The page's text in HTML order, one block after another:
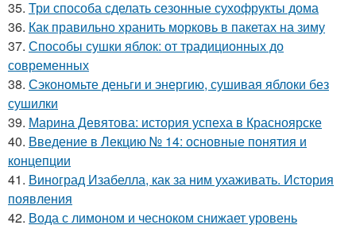
35. Три способа сделать сезонные сухофрукты дома
36. Как правильно хранить морковь в пакетах на зиму
37. Способы сушки яблок: от традиционных до
современных
38. Сэкономьте деньги и энергию, сушивая яблоки без
сушилки
39. Марина Девятова: история успеха в Красноярске
40. Введение в Лекцию № 14: основные понятия и
концепции
41. Виноград Изабелла, как за ним ухаживать. История
появления
42. Вода с лимоном и чесноком снижает уровень